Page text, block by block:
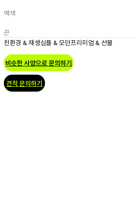
백색
끈
친환경 & 재생심플 & 모던프리미엄 & 선물
비슷한 사양으로 문의하기
견적 문의하기